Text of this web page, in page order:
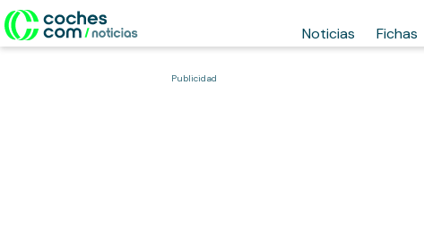
Noticias Fichas
Publicidad